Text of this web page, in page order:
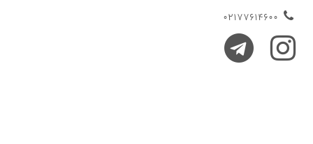
02177614600